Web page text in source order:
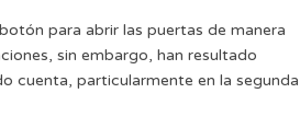
para abrir las puertas de manera
sin embargo, han resultado
cuenta, particularmente en la segunda